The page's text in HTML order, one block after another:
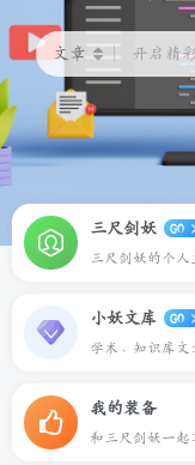
文章 开启精
三尺剑妖 GO
三尺剑妖的个人
小妖文库 GO
我的装备